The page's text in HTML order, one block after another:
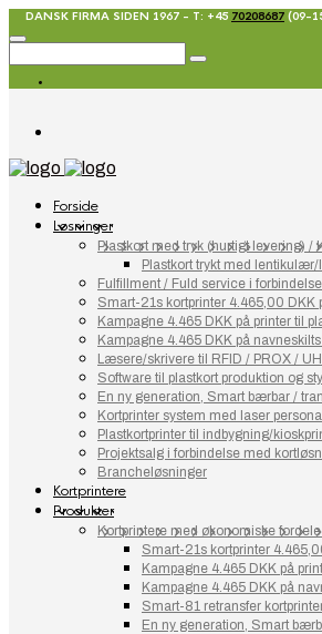
DANSK FIRMA SIDEN 1967 - T: +45 70208687 (09-
Forside
Løsninger
Plastkort med tryk (hurtigt levering) /
Plastkort trykt med
Fulfillment / Fuld service i
Smart-21s kortprinter 4.465,00 DKK
Kampagne 4.465 DKK på printer til
Kampagne 4.465 DKK på
Læsere/skrivere til RFID / PROX /
Software til plastkort produktion og
En ny generation, Smart bærbar /
Kortprinter system med laser
Plastkortprinter til indbygning/
Projektsalg i forbindelse med
Brancheløsninger
Kortprintere
Produkter
Kortprintere med økonomiske
Smart-21s kortprinter
Kampagne 4.465 DKK på
Kampagne 4.465 DKK på
Smart-81 retransfer
En ny generation, Smart